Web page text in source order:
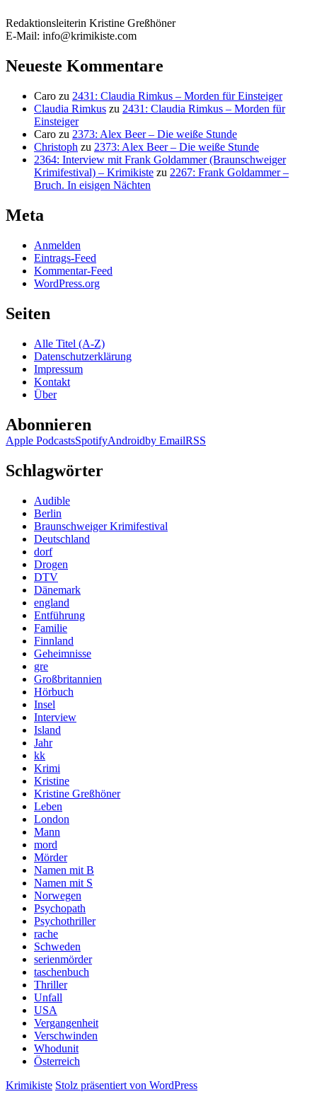
Redaktionsleiterin Kristine Greßhöner
E-Mail: info@krimikiste.com
Neueste Kommentare
Caro zu 2431: Claudia Rimkus – Morden für Einsteiger
Claudia Rimkus zu 2431: Claudia Rimkus – Morden für
Einsteiger
Caro zu 2373: Alex Beer – Die weiße Stunde
Christoph zu 2373: Alex Beer – Die weiße Stunde
2364: Interview mit Frank Goldammer (Braunschweiger
Krimifestival) – Krimikiste zu 2267: Frank Goldammer –
Bruch. In eisigen Nächten
Meta
Anmelden
Eintrags-Feed
Kommentar-Feed
WordPress.org
Seiten
Alle Titel (A-Z)
Datenschutzerklärung
Impressum
Kontakt
Über
Abonnieren
Apple PodcastsSpotifyAndroidby EmailRSS
Schlagwörter
Audible
Berlin
Braunschweiger Krimifestival
Deutschland
dorf
Drogen
DTV
Dänemark
england
Entführung
Familie
Finnland
Geheimnisse
gre
Großbritannien
Hörbuch
Insel
Interview
Island
Jahr
kk
Krimi
Kristine
Kristine Greßhöner
Leben
London
Mann
mord
Mörder
Namen mit B
Namen mit S
Norwegen
Psychopath
Psychothriller
rache
Schweden
serienmörder
taschenbuch
Thriller
Unfall
USA
Vergangenheit
Verschwinden
Whodunit
Österreich
Krimikiste Stolz präsentiert von WordPress